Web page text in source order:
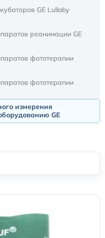
GE Lullaby
реанимации GE
фототерапии
фототерапии
измерения
GE
ИВЛ
(ИАД)